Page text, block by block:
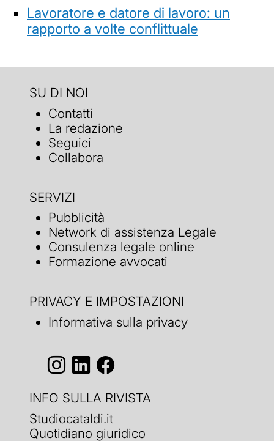
Lavoratore e datore di lavoro: un
rapporto a volte conflittuale
SU DI NOI
Contatti
La redazione
Seguici
Collabora
SERVIZI
Pubblicità
Network di assistenza Legale
Consulenza legale online
Formazione avvocati
PRIVACY E IMPOSTAZIONI
Informativa sulla privacy
INFO SULLA RIVISTA
Studiocataldi.it
Quotidiano giuridico